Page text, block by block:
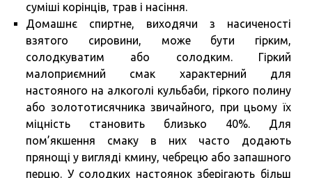
суміші корінців, трав і насіння.
Домашнє спиртне, виходячи з насиченості
взятого сировини, може бути гірким,
солодкуватим або солодким. Гіркий
малоприємний смак характерний для
настояного на алкоголі кульбаби, гіркого полину
або золототисячника звичайного, при цьому їх
міцність становить близько 40%. Для
пом’якшення смаку в них часто додають
прянощі у вигляді кмину, чебрецю або запашного
перцю. У солодких настоянок зберігають більш